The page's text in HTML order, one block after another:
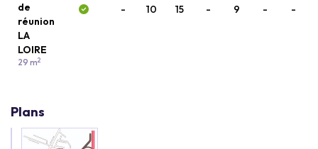
de
réunion
LA
LOIRE
29 m2
- 10 15 - 9 - -
Plans